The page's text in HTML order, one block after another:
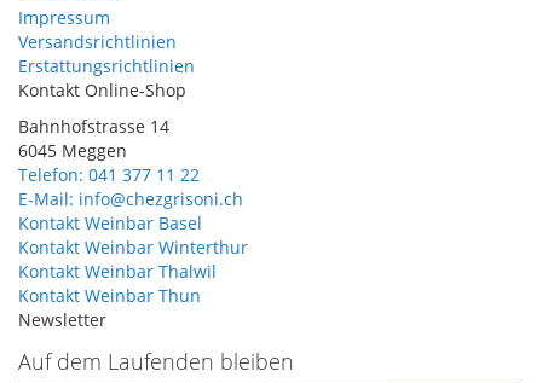
Impressum
Versandsrichtlinien
Erstattungsrichtlinien
Kontakt Online-Shop
Bahnhofstrasse 14
6045 Meggen
Telefon: 041 377 11 22
E-Mail: info@chezgrisoni.ch
Kontakt Weinbar Basel
Kontakt Weinbar Winterthur
Kontakt Weinbar Thalwil
Kontakt Weinbar Thun
Newsletter
Auf dem Laufenden bleiben